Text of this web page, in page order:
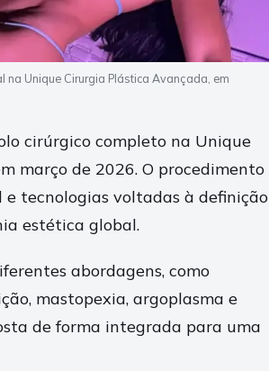
Unique Cirurgia Plástica Avançada, em
cirúrgico completo na Unique
março de 2026. O procedimento
tecnologias voltadas à definição
estética global.
abordagens, como
mastopexia, argoplasma e
de forma integrada para uma